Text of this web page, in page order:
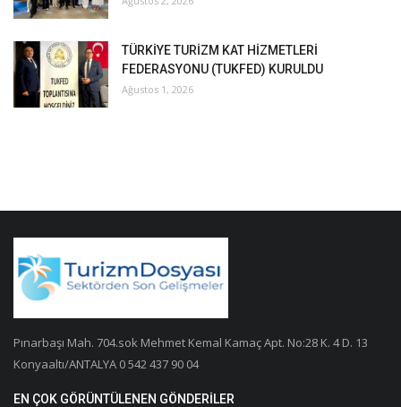
TÜRKİYE TURİZM KAT HİZMETLERİ
FEDERASYONU (TUKFED) KURULDU
Ağustos 1, 2026
Pınarbaşı Mah. 704.sok Mehmet Kemal Kamaç Apt. No:28 K. 4 D. 13
Konyaaltı/ANTALYA 0 542 437 90 04
EN ÇOK GÖRÜNTÜLENEN GÖNDERILER